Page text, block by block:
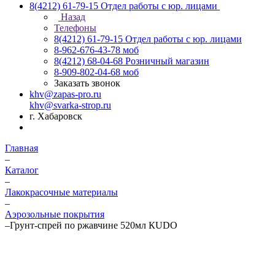
8(4212) 61-79-15 Отдел работы с юр. лицами
Назад
Телефоны
8(4212) 61-79-15 Отдел работы с юр. лицами
8-962-676-43-78 моб
8(4212) 68-04-68 Розничный магазин
8-909-802-04-68 моб
Заказать звонок
khv@zapas-pro.ru
khv@svarka-strop.ru
г. Хабаровск
Главная
–
Каталог
–
Лакокрасочные материалы
–
Аэрозольные покрытия
–Грунт-спрей по ржавчине 520мл КUDO